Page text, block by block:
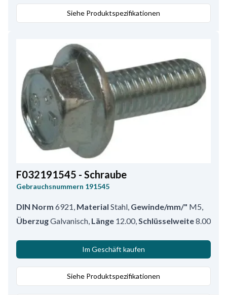
Siehe Produktspezifikationen
F032191545 - Schraube
Gebrauchsnummern 191545
DIN Norm 6921, Material Stahl, Gewinde/mm/" M5,
ÜberzugGalvanisch, Länge 12.00,Schlüsselweite8.00
Im Geschäft kaufen
Siehe Produktspezifikationen